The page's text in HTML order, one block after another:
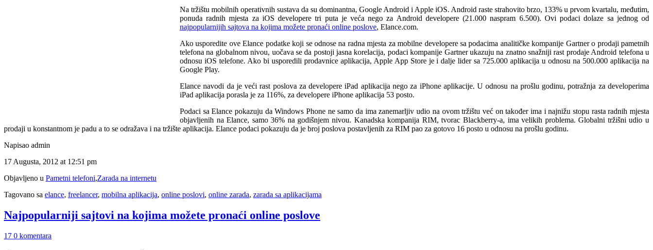
Na tržištu mobilnih operativnih sustava da su dominantna, Google Android i Apple iOS. Android raste strahovito brzo, 133% u prvom kvartalu, međutim,
ponuda radnih mjesta za iOS developere tri puta je veća nego za Android developere (21.000 naspram 6.500). Ovi podaci dolaze sa jednog od
najpopularnijih sajtova na kojima možete pronaći online poslove, Elance.com.
Ako usporedite ove Elance podatke koji se odnose na radna mjesta za mobilne developere sa podacima analitičke kompanije Gartner o prodaji pametnih
telefona na globalnom nivou, uočava se da postoji jasna korelacija, podaci kompanije Gartner ukazuju na znatno snažniji rast prodaje Android telefona u
odnosu iOS telefone. Ako bi usporedili prodavnice aplikacija, Apple App Store je i dalje lider sa 725.000 aplikacija u odnosu na 500.000 aplikacija na
Google Play.
Elance navodi da je veći rast poslova za developere iPad aplikacija nego za iPhone aplikacije. U odnosu na prošlu godinu, potražnja za developerima
iPad aplikacija porasla je za 116%, za developere iPhone aplikacija 53 posto.
Podaci sa Elance pokazuju da Windows Phone ne samo da ima zanemarljiv udio na ovom tržištu već on također ima i najnižu stopu rasta radnih mjesta
objavljenih na Elance, samo 36% na godišnjem nivou. Kanadska kompanija RIM, tvorac Blackberry-a, ima velikih problema. Globalni tržišni udio u
prodaji u konstantnom je padu a to se odražava i na tržište aplikacija. Elance podaci pokazuju da je broj poslova postavljenih za RIM pao za gotovo 16 posto u odnosu na prošlu godinu.
Napisao admin
17 Augusta, 2012 at 12:51 pm
Objavljeno u Pametni telefoni,Zarada na internetu
Tagovano sa elance, freelancer, mobilna aplikacija, online poslovi, online zarada, zarada sa aplikacijama
Najpopularniji sajtovi na kojima možete pronaći online poslove
17 0 komentara